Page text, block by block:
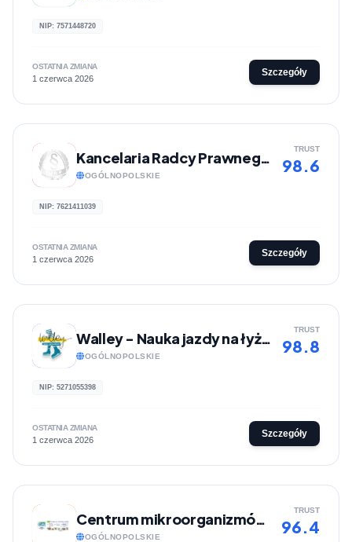
NIP: 7571448720
OSTATNIA ZMIANA
1 czerwca 2026
Szczegóły
Kancelaria Radcy Prawnego Jacek Sławomir Osuch
OGÓLNOPOLSKIE
TRUST
98.6
NIP: 7621411039
OSTATNIA ZMIANA
1 czerwca 2026
Szczegóły
Walley - Nauka jazdy na łyżwach
OGÓLNOPOLSKIE
TRUST
98.8
NIP: 5271055398
OSTATNIA ZMIANA
1 czerwca 2026
Szczegóły
Centrum mikroorganizmów - Mikroem
OGÓLNOPOLSKIE
TRUST
96.4